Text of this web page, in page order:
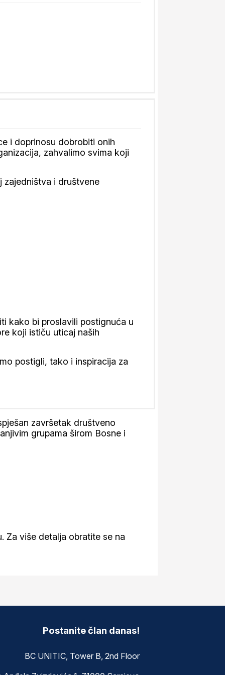
i doprinosu dobrobiti onih
zahvalimo svima koji
zajedništva i društvene
kako bi proslavili postignuća u
koji ističu uticaj naših
postigli, tako i inspiracija za
završetak društveno
grupama širom Bosne i
Za više detalja obratite se na
Postanite član danas!
BC UNITIC, Tower B, 2nd Floor